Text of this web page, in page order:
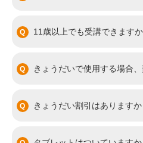
11歳以上でも受講できますか
きょうだいで使用する場合
きょうだい割引はありますか